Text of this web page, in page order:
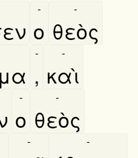
ο
-
θεὸς
-
,
-
καὶ
-
ο
-
θεὸς
-
- -